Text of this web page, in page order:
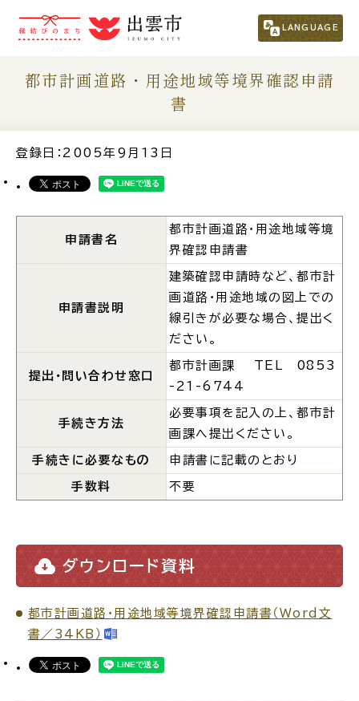
LANGUAGE
市民の方 （くらし・行政・議会）
事業者の方
外国人の方へ
場面から探す
入園・入学 結婚・離婚
都市計画道路・用途地域等境界確認申請
書
登録日：2005年9月13日
申請書名
都市計画道路・用途地域等境
界確認申請書
申請書説明
建築確認申請時など、都市計
画道路・用途地域の図上での
線引きが必要な場合、提出く
ださい。
提出・問い合わせ窓口
都市計画課 TEL 0853
-21-6744
手続き方法
必要事項を記入の上、都市計
画課へ提出ください。
手続きに必要なもの 申請書に記載のとおり
手数料 不要
ダウンロード資料
都市計画道路・用途地域等境界確認申請書（Word文
書／34KB）